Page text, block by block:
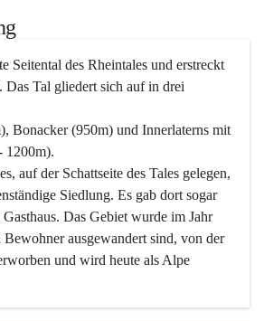
Seitental des Rheintales und erstreckt
Das Tal gliedert sich auf in drei
Bonacker (950m) und Innerlaterns mit
1200m).
auf der Schattseite des Tales gelegen,
Siedlung. Es gab dort sogar
Das Gebiet wurde im Jahr
Bewohner ausgewandert sind, von der
und wird heute als Alpe